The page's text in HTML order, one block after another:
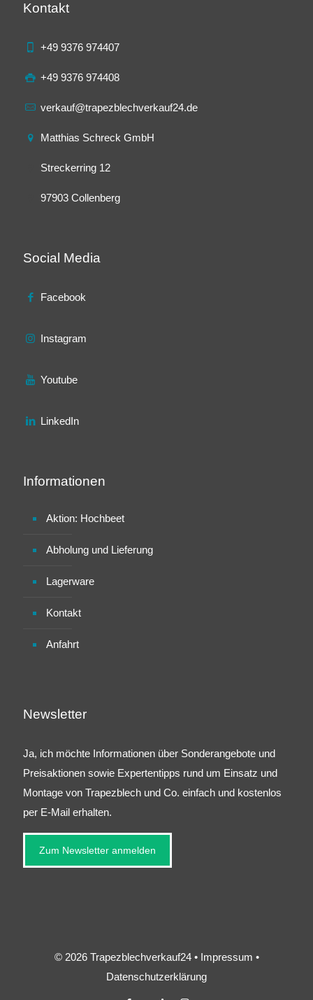
Kontakt
+49 9376 974407
+49 9376 974408
verkauf@trapezblechverkauf24.de
Matthias Schreck GmbH
Streckerring 12
97903 Collenberg
Social Media
Facebook
Instagram
Youtube
LinkedIn
Informationen
Aktion: Hochbeet
Abholung und Lieferung
Lagerware
Kontakt
Anfahrt
Newsletter
Ja, ich möchte Informationen über Sonderangebote und
Preisaktionen sowie Expertentipps rund um Einsatz und
Montage von Trapezblech und Co. einfach und kostenlos
per E-Mail erhalten.
Zum Newsletter anmelden
© 2026 Trapezblechverkauf24 • Impressum •
Datenschutzerklärung